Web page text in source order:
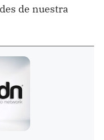
de nuestra